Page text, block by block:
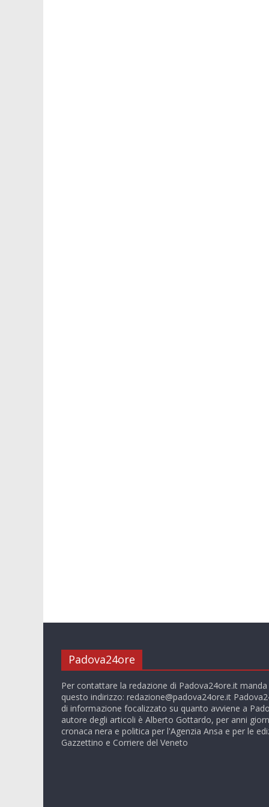
Padova24ore
Per contattare la redazione di Padova24ore.it
questo indirizzo: redazione@padova24ore.it
di informazione focalizzato su quanto avviene a
autore degli articoli è Alberto Gottardo, per anni
cronaca nera e politica per l'Agenzia Ansa e per le
Gazzettino e Corriere del Veneto